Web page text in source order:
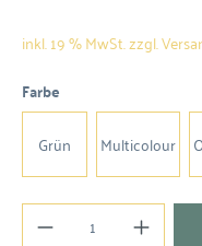
inkl. 19 % MwSt. zzgl.
Farbe
Grün Multicolour